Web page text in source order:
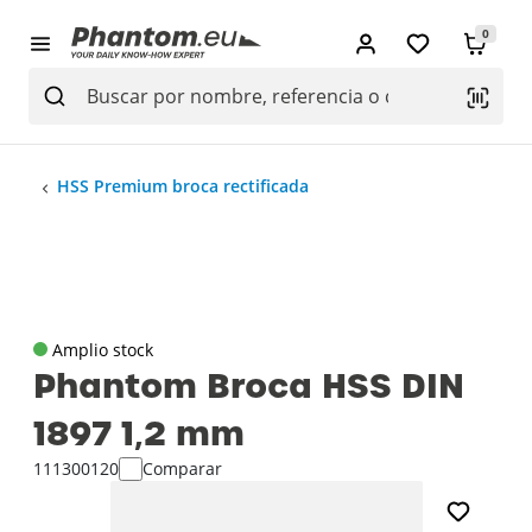
0
HSS Premium broca rectificada
Amplio stock
Phantom Broca HSS DIN
1897 1‚2 mm
111300120 Comparar